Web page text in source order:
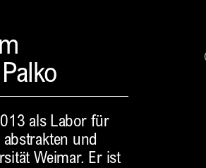
als Labor für
und
Weimar. Er ist